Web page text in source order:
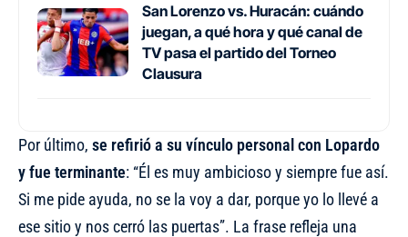
San Lorenzo vs. Huracán: cuándo
juegan, a qué hora y qué canal de
TV pasa el partido del Torneo
Clausura
Por último, se refirió a su vínculo personal con Lopardo
y fue terminante: “Él es muy ambicioso y siempre fue así.
Si me pide ayuda, no se la voy a dar, porque yo lo llevé a
ese sitio y nos cerró las puertas”. La frase refleja una